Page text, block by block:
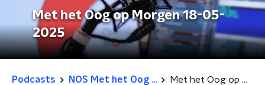
Met het Oog op Morgen 18-05-
2025
Podcasts NOS Met het Oog ... Met het Oog op Morgen 18-05-2025